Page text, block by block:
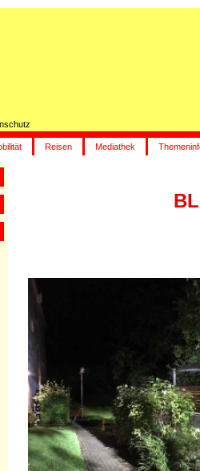
Reisen Mediathek